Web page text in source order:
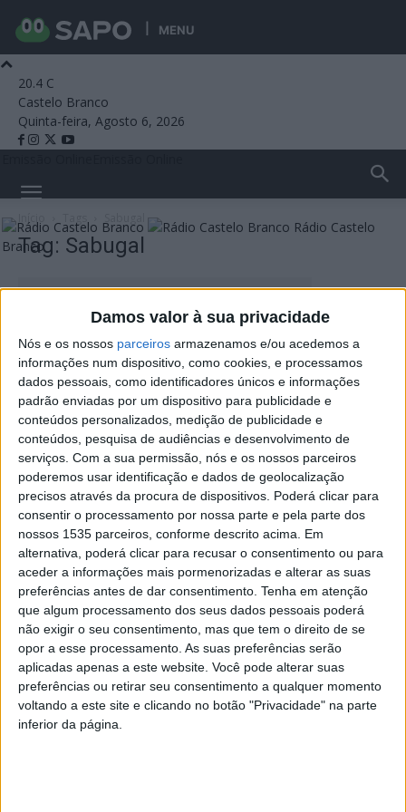
MENU
Damos valor à sua privacidade
Nós e os nossos parceiros armazenamos e/ou acedemos a
informações num dispositivo, como cookies, e processamos
dados pessoais, como identificadores únicos e informações
padrão enviadas por um dispositivo para publicidade e
conteúdos personalizados, medição de publicidade e
conteúdos, pesquisa de audiências e desenvolvimento de
serviços. Com a sua permissão, nós e os nossos parceiros
poderemos usar identificação e dados de geolocalização
precisos através da procura de dispositivos. Poderá clicar para
consentir o processamento por nossa parte e pela parte dos
nossos 1535 parceiros, conforme descrito acima. Em
alternativa, poderá clicar para recusar o consentimento ou para
aceder a informações mais pormenorizadas e alterar as suas
preferências antes de dar consentimento. Tenha em atenção
que algum processamento dos seus dados pessoais poderá
não exigir o seu consentimento, mas que tem o direito de se
opor a esse processamento. As suas preferências serão
aplicadas apenas a este website. Você pode alterar suas
preferências ou retirar seu consentimento a qualquer momento
voltando a este site e clicando no botão "Privacidade" na parte
inferior da página.
20.4 C
Castelo Branco
Quinta-feira, Agosto 6, 2026
Rádio Castelo
Branco
Tag: Sabugal
41 atletas no Estágio de Verão no Sabugal
Rádio Castelo Branco - 1 de Agosto, 2023
PUBLICIDADE
PUBLICIDADE
PUBLICIDADE